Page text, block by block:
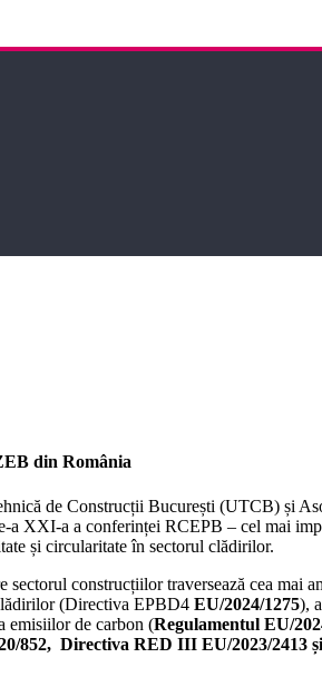
din România
de Construcții București (UTCB) și
a XXI-a a conferinței RCEPB – cel mai
și circularitate în sectorul clădirilor.
construcțiilor traversează cea
(Directiva EPBD4 EU/2024/1275),
emisiilor de carbon (Regulamentul EU/
852, Directiva RED III EU/2023/2413